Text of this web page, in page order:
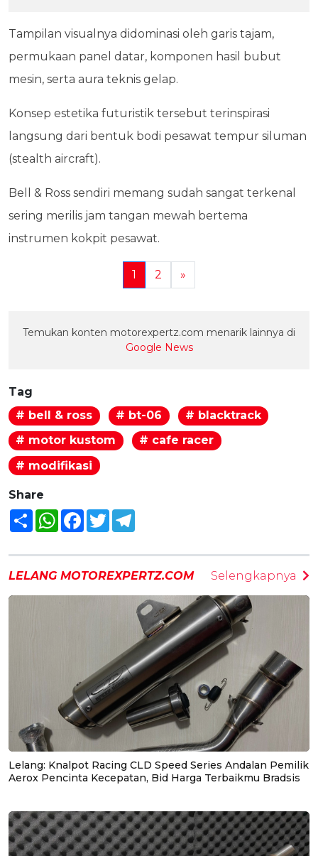
Tampilan visualnya didominasi oleh garis tajam,
permukaan panel datar, komponen hasil bubut
mesin, serta aura teknis gelap.
Konsep estetika futuristik tersebut terinspirasi
langsung dari bentuk bodi pesawat tempur siluman
(stealth aircraft).
Bell & Ross sendiri memang sudah sangat terkenal
sering merilis jam tangan mewah bertema
instrumen kokpit pesawat.
1 2 »
Temukan konten motorexpertz.com menarik lainnya di
Google News
Tag
# bell & ross
# bt-06
# blacktrack
# motor kustom
# cafe racer
# modifikasi
Share
Share WhatsAppFacebook
Twitter
LELANG MOTOREXPERTZ.COM Selengkapnya
Lelang: Knalpot Racing CLD Speed Series Andalan Pemilik
Aerox Pencinta Kecepatan, Bid Harga Terbaikmu Bradsis